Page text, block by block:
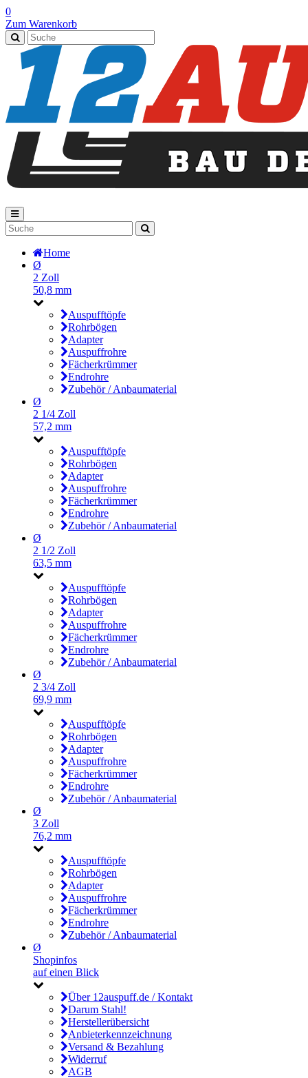
0
Zum Warenkorb
Home
Ø
2 Zoll
50,8 mm
Auspufftöpfe
Rohrbögen
Adapter
Auspuffrohre
Fächerkrümmer
Endrohre
Zubehör / Anbaumaterial
Ø
2 1/4 Zoll
57,2 mm
Auspufftöpfe
Rohrbögen
Adapter
Auspuffrohre
Fächerkrümmer
Endrohre
Zubehör / Anbaumaterial
Ø
2 1/2 Zoll
63,5 mm
Auspufftöpfe
Rohrbögen
Adapter
Auspuffrohre
Fächerkrümmer
Endrohre
Zubehör / Anbaumaterial
Ø
2 3/4 Zoll
69,9 mm
Auspufftöpfe
Rohrbögen
Adapter
Auspuffrohre
Fächerkrümmer
Endrohre
Zubehör / Anbaumaterial
Ø
3 Zoll
76,2 mm
Auspufftöpfe
Rohrbögen
Adapter
Auspuffrohre
Fächerkrümmer
Endrohre
Zubehör / Anbaumaterial
Ø
Shopinfos
auf einen Blick
Über 12auspuff.de / Kontakt
Darum Stahl!
Herstellerübersicht
Anbieterkennzeichnung
Versand & Bezahlung
Widerruf
AGB